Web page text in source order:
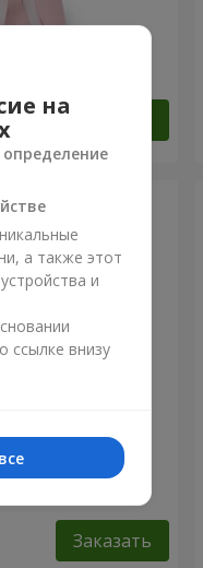
Заказать
на
а также этот
и
ссылке внизу